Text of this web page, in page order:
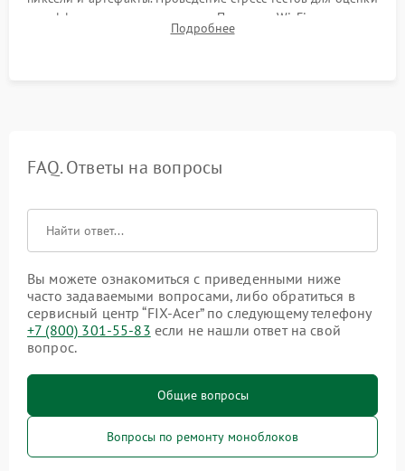
эффективности охлаждения. Проверка Wi-Fi, камеры,
микрофона и всех портов перед выдачей устройства.
Подробнее
FAQ. Ответы на вопросы
Вы можете ознакомиться с приведенными ниже
часто задаваемыми вопросами, либо обратиться в
сервисный центр “FIX-Acer” по следующему телефону
+7 (800) 301-55-83 если не нашли ответ на свой
вопрос.
Общие вопросы
Вопросы по ремонту моноблоков